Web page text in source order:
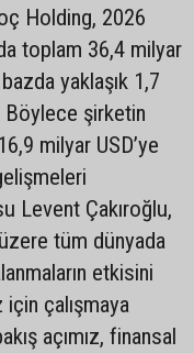
Holding, 2026
toplam 36,4 milyar
yaklaşık 1,7
Böylece şirketin
milyar USD’ye
Levent Çakıroğlu,
tüm dünyada
etkisini
çalışmaya
açımız, finansal